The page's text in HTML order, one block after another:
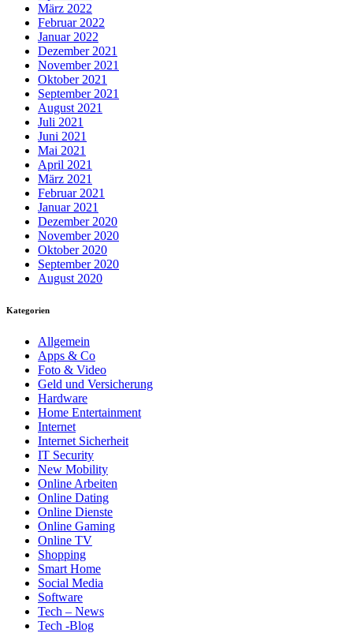
März 2022
Februar 2022
Januar 2022
Dezember 2021
November 2021
Oktober 2021
September 2021
August 2021
Juli 2021
Juni 2021
Mai 2021
April 2021
März 2021
Februar 2021
Januar 2021
Dezember 2020
November 2020
Oktober 2020
September 2020
August 2020
Kategorien
Allgemein
Apps & Co
Foto & Video
Geld und Versicherung
Hardware
Home Entertainment
Internet
Internet Sicherheit
IT Security
New Mobility
Online Arbeiten
Online Dating
Online Dienste
Online Gaming
Online TV
Shopping
Smart Home
Social Media
Software
Tech – News
Tech -Blog